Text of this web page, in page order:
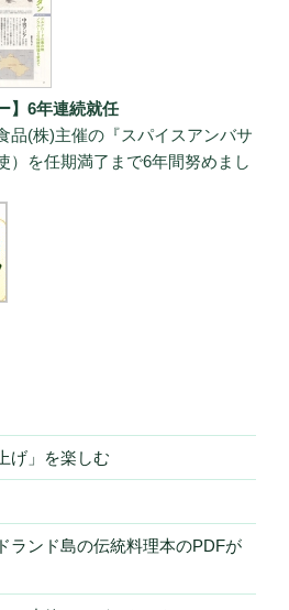
】6年連続就任
品(株)主催の『スパイスアンバサ
）を任期満了まで6年間努めまし
げ」を楽しむ
ランド島の伝統料理本のPDFが